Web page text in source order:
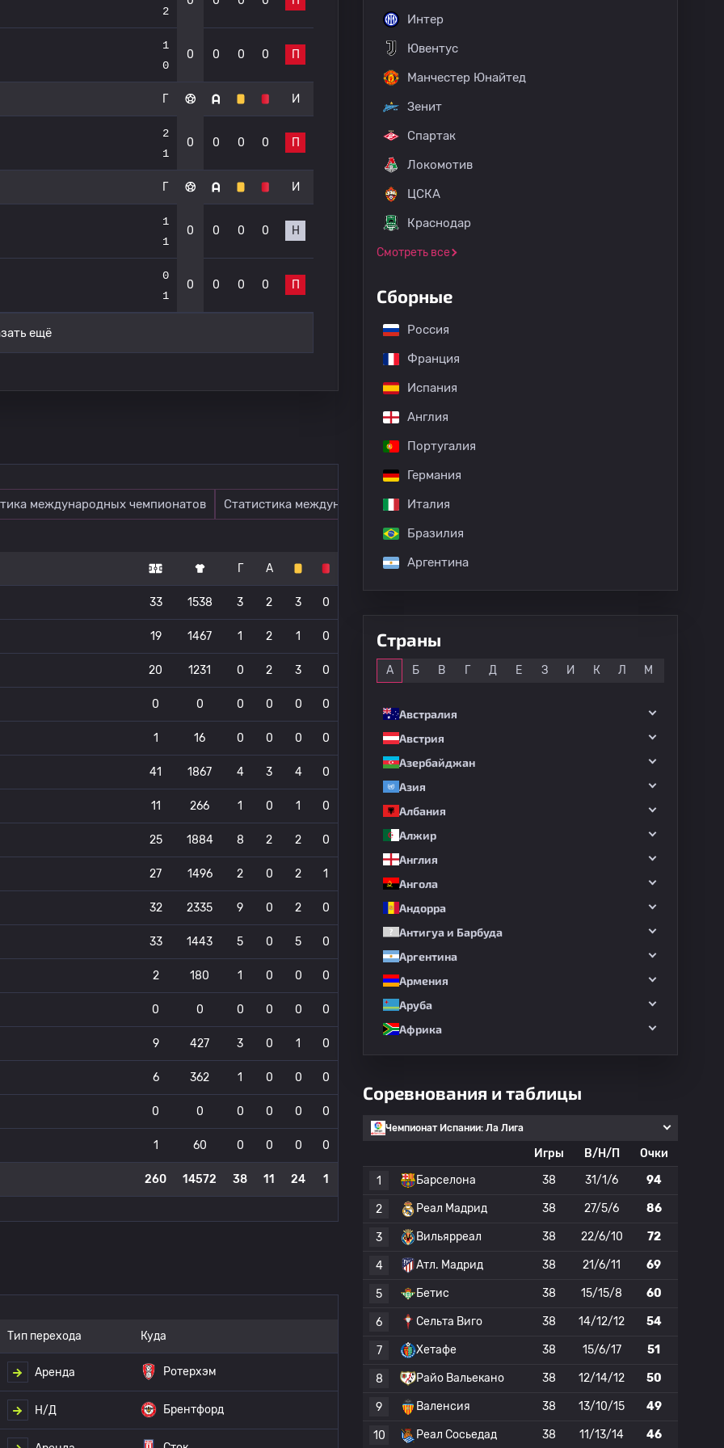
2
1
0
0 0 0 0 П
Г И
2
1
0 0 0 0 П
Г И
1
1
0 0 0 0 Н
0
1
0 0 0 0 П
ещё
международных чемпионатов Статистика международных матчей
Г А
33 1538 3 2 3 0
19 1467 1 2 1 0
20 1231 0 2 3 0
0 0 0 0 0 0
1 16 0 0 0 0
41 1867 4 3 4 0
11 266 1 0 1 0
25 1884 8 2 2 0
27 1496 2 0 2 1
32 2335 9 0 2 0
33 1443 5 0 5 0
2 180 1 0 0 0
0 0 0 0 0 0
9 427 3 0 1 0
6 362 1 0 0 0
0 0 0 0 0 0
1 60 0 0 0 0
260 14572 38 11 24 1
Тип перехода Куда
Аренда Ротерхэм
Н/Д Брентфорд
Интер
Ювентус
Манчестер Юнайтед
Зенит
Спартак
Локомотив
ЦСКА
Краснодар
Смотреть все
Сборные
Россия
Франция
Испания
Англия
Португалия
Германия
Италия
Бразилия
Аргентина
Страны
А Б В Г Д Е З И К Л М
Австралия
Австрия
Азербайджан
Азия
Албания
Алжир
Англия
Ангола
Андорра
Антигуа и Барбуда
Аргентина
Армения
Аруба
Африка
Соревнования и таблицы
Чемпионат Испании: Ла Лига
Игры В/Н/П
Очки
1
Барселона 38 31/1/6 94
2 Реал Мадрид 38 27/5/6 86
3 Вильярреал 38 22/6/10 72
4 Атл. Мадрид 38 21/6/11 69
5 Бетис 38 15/15/8 60
6 Сельта Виго 38 14/12/12 54
7 Хетафе 38 15/6/17 51
8 Райо Вальекано 38 12/14/12 50
9 Валенсия 38 13/10/15 49
10 Реал Сосьедад 38 11/13/14 46